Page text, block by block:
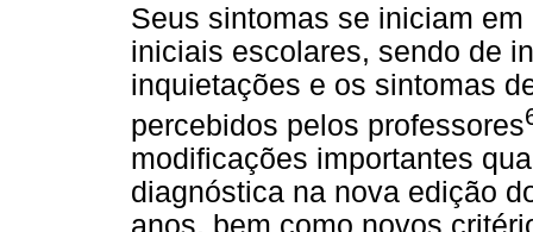
Seus sintomas se iniciam
iniciais escolares, sendo de
inquietações e os sintomas
percebidos pelos professores
modificações importantes
diagnóstica na nova edição